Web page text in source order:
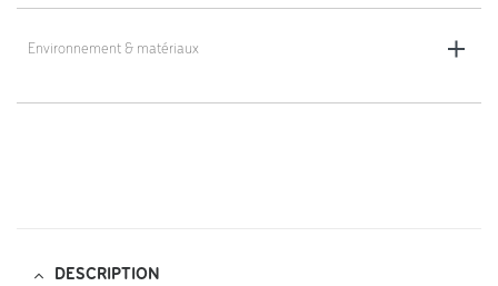
H : 12,50 cm L : 38 cm L : 50 cm
Environnement & matériaux
Textile : 100 % polyester, 120.000 Martindale
DESCRIPTION